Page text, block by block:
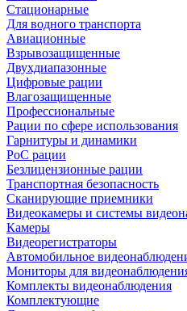
Стационарные
Для водного транспорта
Авиационные
Взрывозащищенные
Двухдиапазонные
Цифровые рации
Влагозащищенные
Профессиональные
Рации по сфере использования
Гарнитуры и динамики
PoC рации
Безлицензионные рации
Транспортная безопасность
Сканирующие приемники
Видеокамеры и системы
Камеры
Видеорегистраторы
Автомобильное
Мониторы для
Комплекты видеонаблюдения
Комплектующие